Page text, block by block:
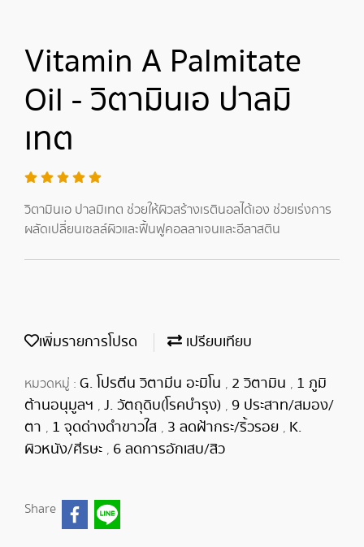
Vitamin A Palmitate
Oil - วิตามินเอ ปาลมิ
เทต
วิตามินเอ ปาลมิเทต ช่วยให้ผิวสร้างเรตินอลได้เอง ช่วยเร่งการ
ผลัดเปลี่ยนเซลล์ผิวและฟื้นฟูคอลลาเจนและอีลาสติน
เพิ่มรายการโปรด เปรียบเทียบ
หมวดหมู่ : G. โปรตีน วิตามีน อะมิโน , 2 วิตามิน , 1 ภูมิ
ต้านอนุมูลฯ , J. วัตถุดิบ(โรคบำรุง) , 9 ประสาท/สมอง/
ตา , 1 จุดด่างดำขาวใส , 3 ลดฝ้ากระ/ริ้วรอย , K.
ผิวหนัง/ศีรษะ , 6 ลดการอักเสบ/สิว
Share